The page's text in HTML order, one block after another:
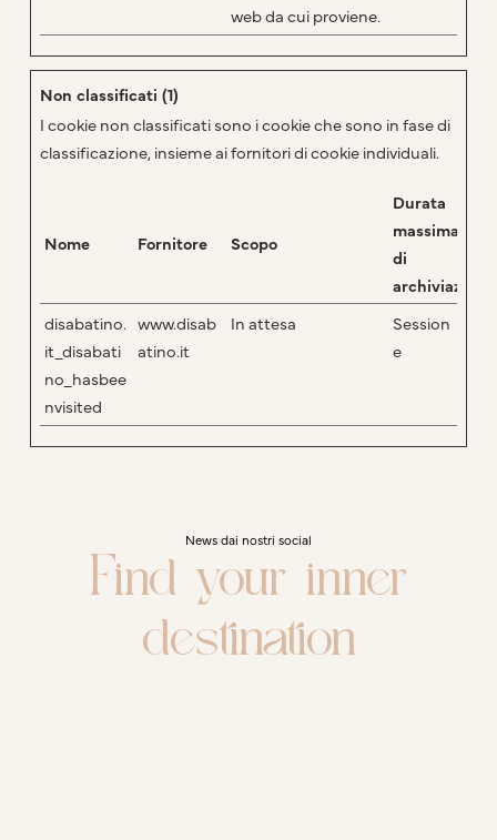
web da cui proviene.
Non classificati (1)
I cookie non classificati sono i cookie che sono in fase di
classificazione, insieme ai fornitori di cookie individuali.
Nome Fornitore Scopo
Durata
massima
di
archiviazione
disabatino.
it_disabati
no_hasbee
nvisited
www.disab
atino.it
In attesa
Session
e
News dai nostri social
Find your inner
destination